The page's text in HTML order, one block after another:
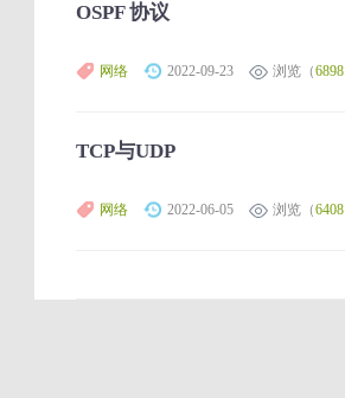
OSPF 协议
网络 2022-09-23 浏览（6898
TCP与UDP
网络 2022-06-05 浏览（6408